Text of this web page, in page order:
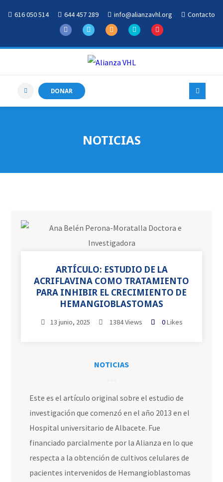
616 050 514 644 457 289 info@alianzavhl.org Contacto
DONAR
NOTICIAS
ARTÍCULO: ESTUDIO DE LA
ACRIFLAVINA COMO TRATAMIENTO
PARA INHIBIR EL CRECIMIENTO DE
HEMANGIOBLASTOMAS
13 junio, 2025 1384 Views 0Likes
NOTICIAS
Este es el artículo original sobre el estudio de
investigación que comenzó en el año 2013 en el
Hospital universitario de Albacete. Fue
financiado parcialmente por la Alianza en lo que
respecta a la obtención de cultivos celulares de
pacientes intervenidos de Hemangioblastomas